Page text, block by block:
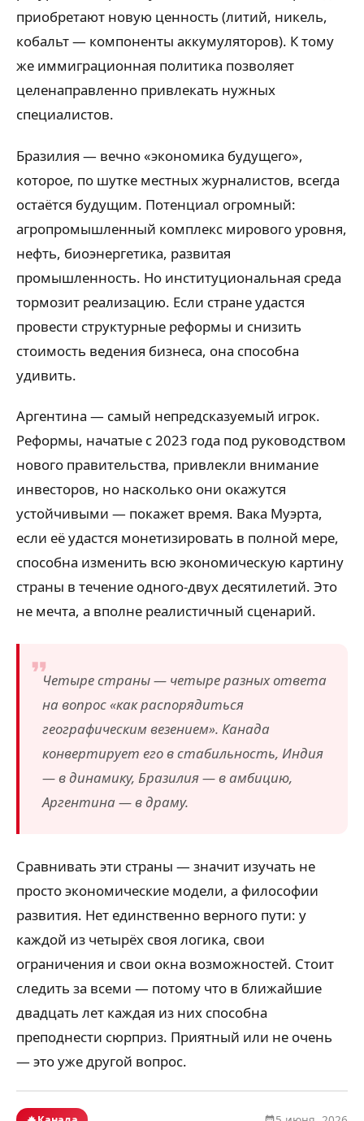
приобретают новую ценность (литий, никель,
кобальт — компоненты аккумуляторов). К тому
же иммиграционная политика позволяет
целенаправленно привлекать нужных
специалистов.
Бразилия — вечно «экономика будущего»,
которое, по шутке местных журналистов, всегда
остаётся будущим. Потенциал огромный:
агропромышленный комплекс мирового уровня,
нефть, биоэнергетика, развитая
промышленность. Но институциональная среда
тормозит реализацию. Если стране удастся
провести структурные реформы и снизить
стоимость ведения бизнеса, она способна
удивить.
Аргентина — самый непредсказуемый игрок.
Реформы, начатые с 2023 года под руководством
нового правительства, привлекли внимание
инвесторов, но насколько они окажутся
устойчивыми — покажет время. Вака Муэрта,
если её удастся монетизировать в полной мере,
способна изменить всю экономическую картину
страны в течение одного-двух десятилетий. Это
не мечта, а вполне реалистичный сценарий.
Четыре страны — четыре разных ответа
на вопрос «как распорядиться
географическим везением». Канада
конвертирует его в стабильность, Индия
— в динамику, Бразилия — в амбицию,
Аргентина — в драму.
Сравнивать эти страны — значит изучать не
просто экономические модели, а философии
развития. Нет единственно верного пути: у
каждой из четырёх своя логика, свои
ограничения и свои окна возможностей. Стоит
следить за всеми — потому что в ближайшие
двадцать лет каждая из них способна
преподнести сюрприз. Приятный или не очень
— это уже другой вопрос.